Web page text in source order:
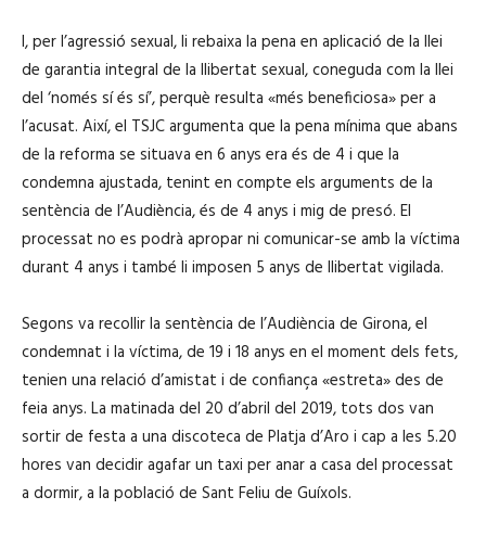
I, per l’agressió sexual, li rebaixa la pena en aplicació de la llei
de garantia integral de la llibertat sexual, coneguda com la llei
del ‘només sí és sí’, perquè resulta «més beneficiosa» per a
l’acusat. Així, el TSJC argumenta que la pena mínima que abans
de la reforma se situava en 6 anys era és de 4 i que la
condemna ajustada, tenint en compte els arguments de la
sentència de l’Audiència, és de 4 anys i mig de presó. El
processat no es podrà apropar ni comunicar-se amb la víctima
durant 4 anys i també li imposen 5 anys de llibertat vigilada.
Segons va recollir la sentència de l’Audiència de Girona, el
condemnat i la víctima, de 19 i 18 anys en el moment dels fets,
tenien una relació d’amistat i de confiança «estreta» des de
feia anys. La matinada del 20 d’abril del 2019, tots dos van
sortir de festa a una discoteca de Platja d’Aro i cap a les 5.20
hores van decidir agafar un taxi per anar a casa del processat
a dormir, a la població de Sant Feliu de Guíxols.